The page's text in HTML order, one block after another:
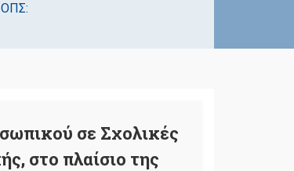
ΟΠΣ:
σε Σχολικές
στο πλαίσιο της